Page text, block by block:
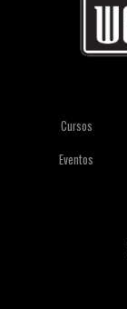
Cursos
Eventos